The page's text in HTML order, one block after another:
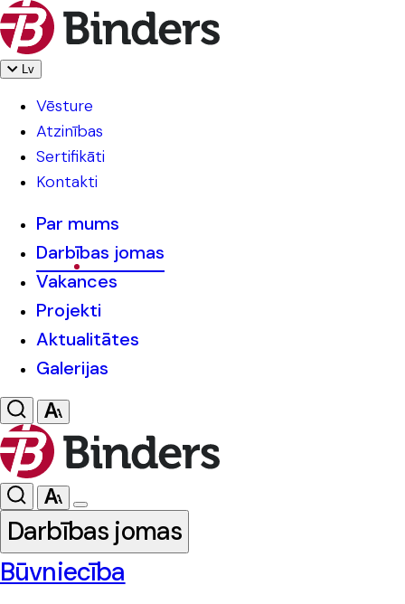
Lv
Vēsture
Atzinības
Sertifikāti
Kontakti
Par mums
Darbības jomas
Vakances
Projekti
Aktualitātes
Galerijas
Darbības jomas
Būvniecība